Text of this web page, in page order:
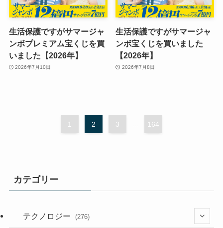
生活保護ですがサマージャ
ンボプレミアム宝くじを買
いました【2026年】
2026年7月10日
生活保護ですがサマージャ
ンボ宝くじを買いました
【2026年】
2026年7月8日
1 2 3 164
カテゴリー
テクノロジー (276)